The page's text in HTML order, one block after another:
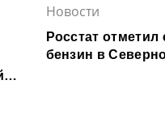
Новости
Росстат
бензин в